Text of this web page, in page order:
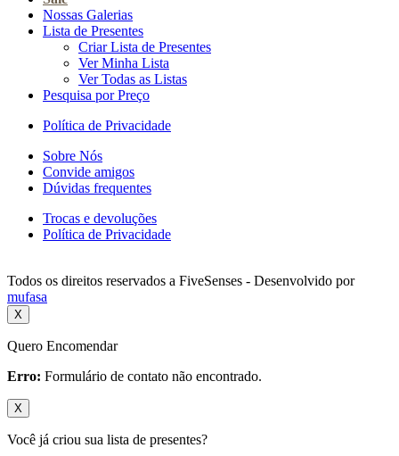
Nossas Galerias
Lista de Presentes
Criar Lista de Presentes
Ver Minha Lista
Ver Todas as Listas
Pesquisa por Preço
Política de Privacidade
Sobre Nós
Convide amigos
Dúvidas frequentes
Trocas e devoluções
Política de Privacidade
Todos os direitos reservados a FiveSenses - Desenvolvido por
mufasa
X
Quero Encomendar
Erro: Formulário de contato não encontrado.
X
Você já criou sua lista de presentes?